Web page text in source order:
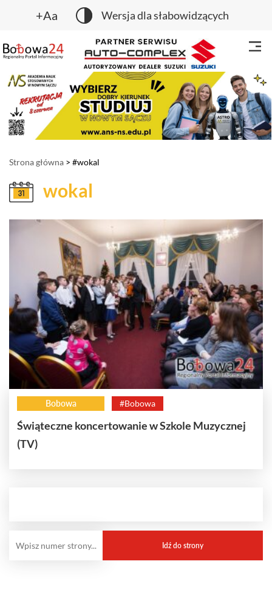
+Aa Wersja dla słabowidzących
Strona główna > #wokal
wokal
Bobowa #Bobowa
Świąteczne koncertowanie w Szkole Muzycznej
(TV)